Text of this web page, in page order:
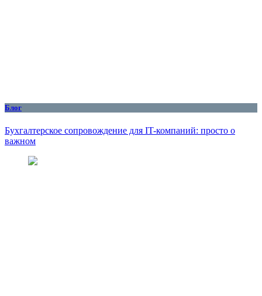
Блог
Бухгалтерское сопровождение для IT-компаний: просто о
важном